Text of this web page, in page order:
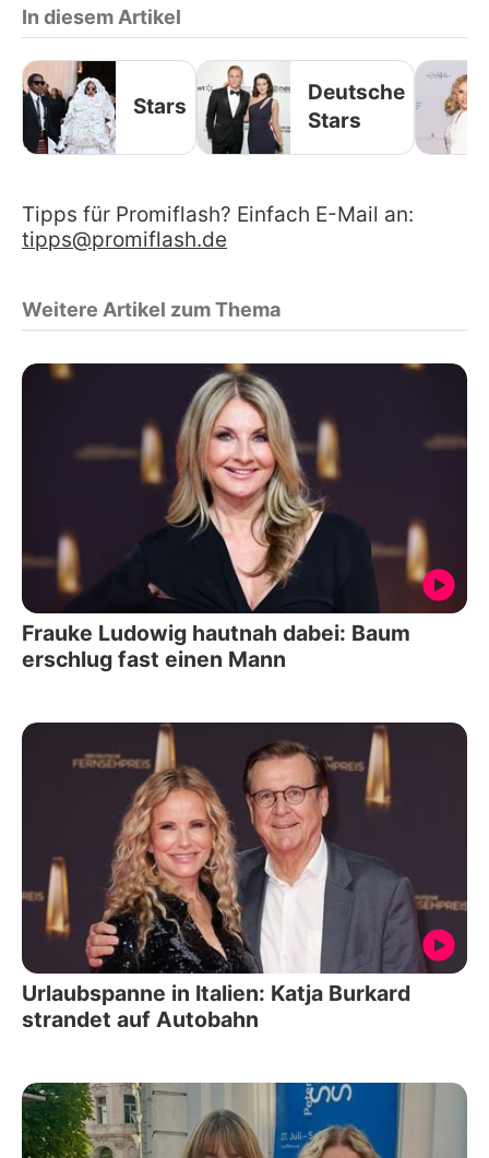
In diesem Artikel
Stars
Deutsche
Stars
Tipps für Promiflash? Einfach E-Mail an:
tipps@promiflash.de
Weitere Artikel zum Thema
Frauke Ludowig hautnah dabei: Baum
erschlug fast einen Mann
Urlaubspanne in Italien: Katja Burkard
strandet auf Autobahn